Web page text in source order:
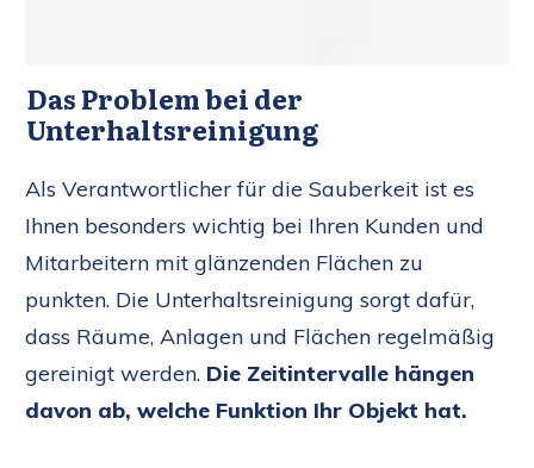
Das Problem bei der
Unterhaltsreinigung
Als Verantwortlicher für die Sauberkeit ist es
Ihnen besonders wichtig bei Ihren Kunden und
Mitarbeitern mit glänzenden Flächen zu
punkten. Die Unterhaltsreinigung sorgt dafür,
dass Räume, Anlagen und Flächen regelmäßig
gereinigt werden. Die Zeitintervalle hängen
davon ab, welche Funktion Ihr Objekt hat.